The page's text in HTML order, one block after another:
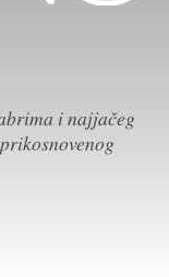
i najjačeg